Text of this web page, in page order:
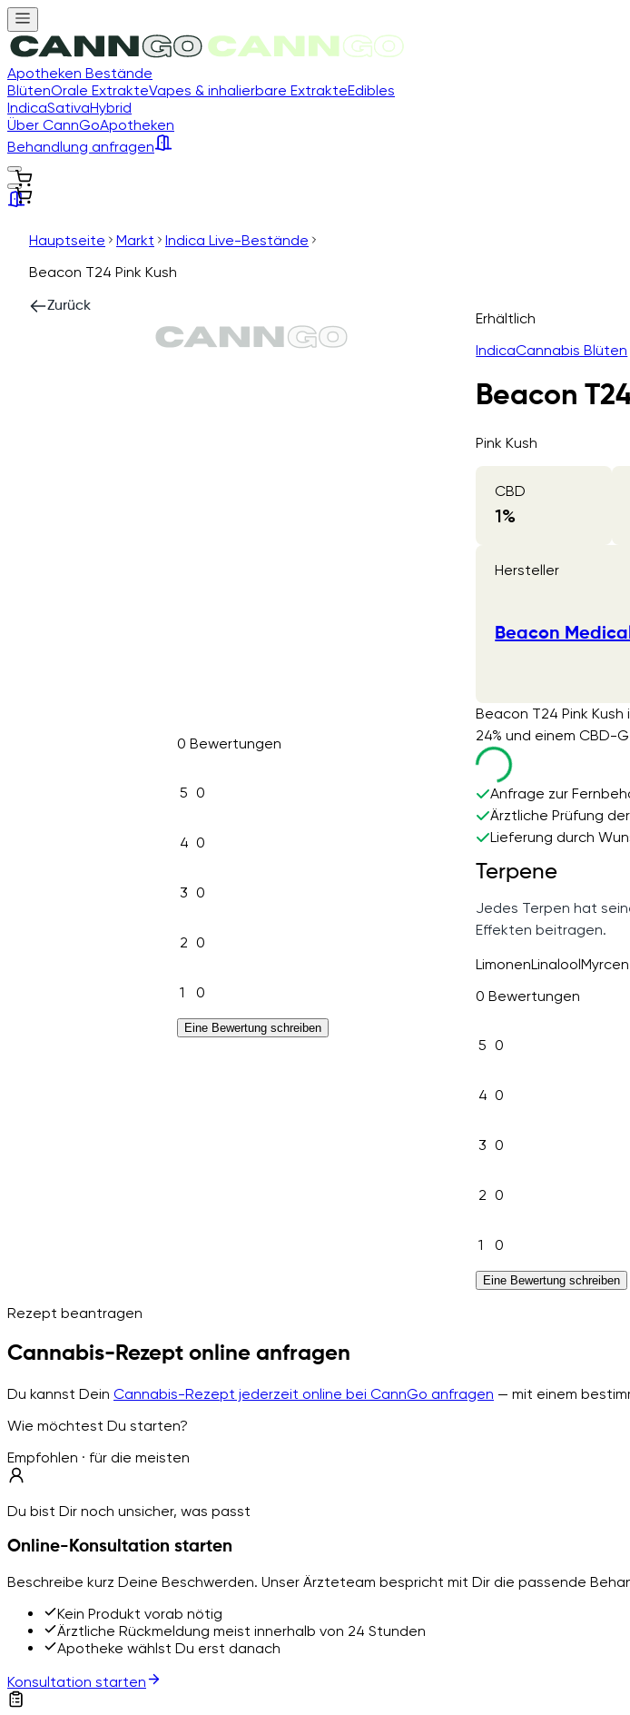
Apotheken Bestände
BlütenOrale ExtrakteVapes & inhalierbare ExtrakteEdibles
IndicaSativaHybrid
Über CannGoApotheken
Behandlung anfragen
Hauptseite Markt
Indica Live-Bestände
Beacon T24 Pink Kush
Zurück
0 Bewertungen
5 0
4 0
3 0
2 0
1 0
Eine Bewertung schreiben
Erhältlich
IndicaCannabis Blüten
Beacon
Pink Kush
CBD
1%
Hersteller
Beacon
Beacon T24 Pink
24% und einem CBD-
Anfrage zur
Ärztliche Prüfung
Lieferung durch
Terpene
Jedes Terpen hat
Effekten beitragen.
LimonenLinaloolMyrcen
0 Bewertungen
5 0
4 0
3 0
2 0
1 0
Eine Bewertung schreiben
Rezept beantragen
Cannabis-Rezept online anfragen
Du kannst Dein Cannabis-Rezept jederzeit online bei CannGo anfragen — mit einem
Wie möchtest Du starten?
Empfohlen · für die meisten
Du bist Dir noch unsicher, was passt
Online-Konsultation starten
Beschreibe kurz Deine Beschwerden. Unser Ärzteteam bespricht mit Dir die passende
Kein Produkt vorab nötig
Ärztliche Rückmeldung meist innerhalb von 24 Stunden
Apotheke wählst Du erst danach
Konsultation starten